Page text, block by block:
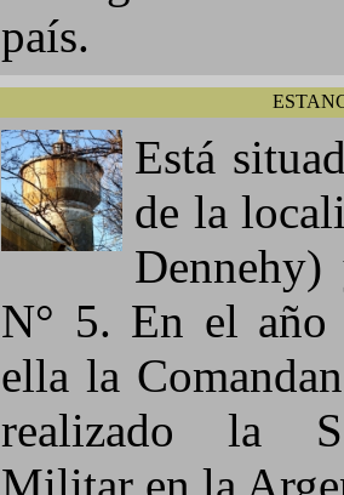
país.
Está
de la
N° 5. En el año
ella la
realizado la